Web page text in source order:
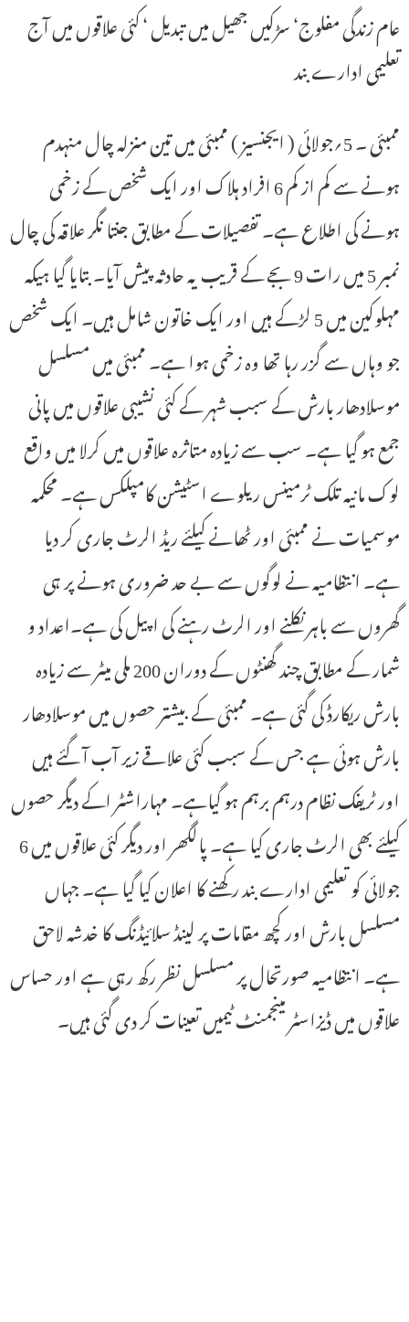
عام زندگی مفلوج‘ سڑکیں جھیل میں تبدیل ‘ کئی علاقوں میں آج
تعلیمی ادارے بند
ممبئی ۔ 5؍جولائی ( ایجنسیز ) ممبئی میں تین منزلہ چال منہدم
ہونے سے کم از کم 6 افراد ہلاک اور ایک شخص کے زخمی
ہونے کی اطلاع ہے۔ تفصیلات کے مطابق جنتا نگر علاقہ کی چال
نمبر 5 میں رات 9 بجے کے قریب یہ حادثہ پیش آیا۔ بتایا گیا ہیکہ
مہلوکین میں 5 لڑکے ہیں اور ایک خاتون شامل ہیں۔ ایک شخص
جو وہاں سے گزر رہا تھا وہ زخمی ہوا ہے۔ ممبئی میں مسلسل
موسلادھار بارش کے سبب شہر کے کئی نشیبی علاقوں میں پانی
جمع ہو گیا ہے۔ سب سے زیادہ متاثرہ علاقوں میں کرلا میں واقع
لوک مانیہ تلک ٹرمینس ریلوے اسٹیشن کامپلکس ہے۔ محکمہ
موسمیات نے ممبئی اور ٹھانے کیلئے ریڈ الرٹ جاری کر دیا
ہے۔ انتظامیہ نے لوگوں سے بے حد ضروری ہونے پر ہی
گھروں سے باہر نکلنے اور الرٹ رہنے کی اپیل کی ہے۔اعداد و
شمار کے مطابق چند گھنٹوں کے دوران 200 ملی میٹر سے زیادہ
بارش ریکارڈ کی گئی ہے۔ ممبئی کے بیشتر حصوں میں موسلادھار
بارش ہوئی ہے جس کے سبب کئی علاقے زیر آب آ گئے ہیں
اور ٹریفک نظام درہم برہم ہو گیاہے۔ مہاراشٹر اکے دیگر حصوں
کیلئے بھی الرٹ جاری کیا ہے۔ پالگھر اور دیگر کئی علاقوں میں 6
جولائی کو تعلیمی ادارے بند رکھنے کا اعلان کیا گیا ہے۔ جہاں
مسلسل بارش اور کچھ مقامات پر لینڈ سلائیڈنگ کا خدشہ لاحق
ہے۔ انتظامیہ صورتحال پر مسلسل نظر رکھ رہی ہے اور حساس
علاقوں میں ڈیزاسٹر مینجمنٹ ٹیمیں تعینات کر دی گئی ہیں۔